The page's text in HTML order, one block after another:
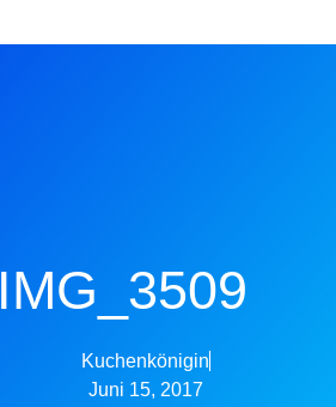
IMG_3509
Kuchenkönigin
Juni 15, 2017